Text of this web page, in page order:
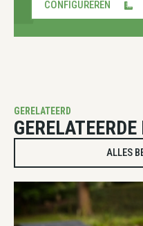
CONFIGUREREN
GERELATEERD
ALLES